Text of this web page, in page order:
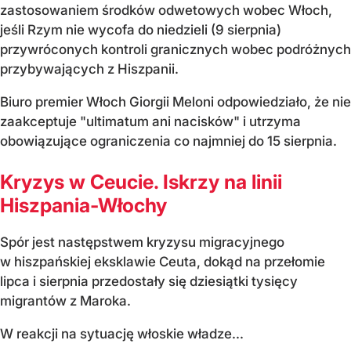
zastosowaniem środków odwetowych wobec Włoch,
jeśli Rzym nie wycofa do niedzieli (9 sierpnia)
przywróconych kontroli granicznych wobec podróżnych
przybywających z Hiszpanii.
Biuro premier Włoch Giorgii Meloni odpowiedziało, że nie
zaakceptuje "ultimatum ani nacisków" i utrzyma
obowiązujące ograniczenia co najmniej do 15 sierpnia.
Kryzys w Ceucie. Iskrzy na linii
Hiszpania-Włochy
Spór jest następstwem kryzysu migracyjnego
w hiszpańskiej eksklawie Ceuta, dokąd na przełomie
lipca i sierpnia przedostały się dziesiątki tysięcy
migrantów z Maroka.
W reakcji na sytuację włoskie władze...